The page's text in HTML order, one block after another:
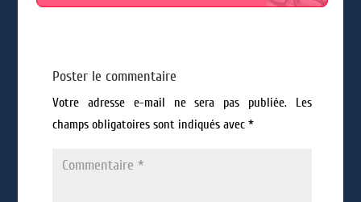
Poster le commentaire
Votre adresse e-mail ne sera pas publiée.
Les
champs obligatoires sont indiqués avec *